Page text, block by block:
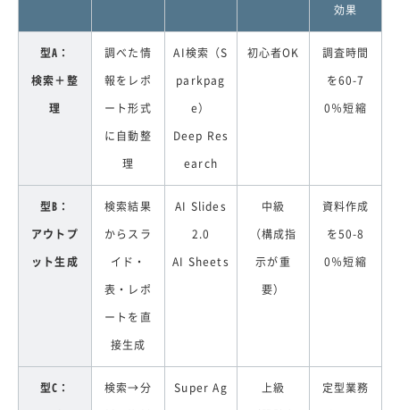
効果
型A：
検索＋整
理
調べた情
報をレポ
ート形式
に自動整
理
AI検索（S
parkpag
e）
Deep Res
earch
初心者OK
調査時間
を60-7
0％短縮
型B：
アウトプ
ット生成
検索結果
からスラ
イド・
表・レポ
ートを直
接生成
AI Slides
2.0
AI Sheets
中級
（構成指
示が重
要）
資料作成
を50-8
0％短縮
型C：
検索→分
Super Ag
上級
定型業務